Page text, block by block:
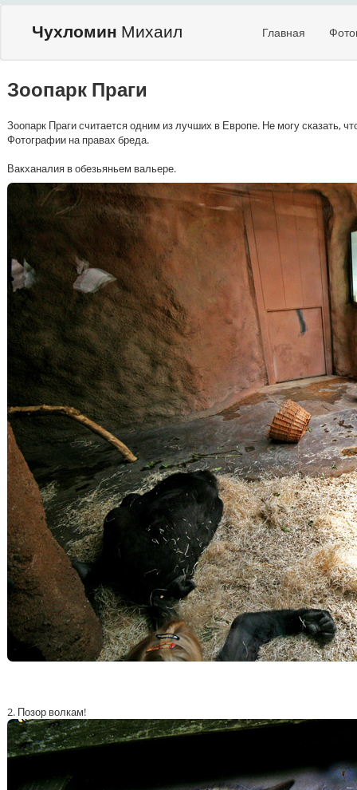
Чухломин Михаил Главная
Зоопарк Праги
Зоопарк Праги считается одним из лучших в Европе. Не могу сказать,
Фотографии на правах бреда.
Вакханалия в обезьяньем вальере.
2. Позор волкам!